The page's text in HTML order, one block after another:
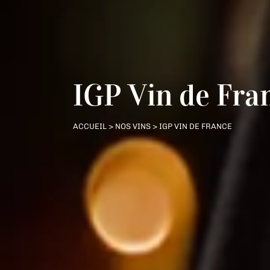
IGP Vin de
ACCUEIL> NOS VINS> IGP VIN DE FRANCE